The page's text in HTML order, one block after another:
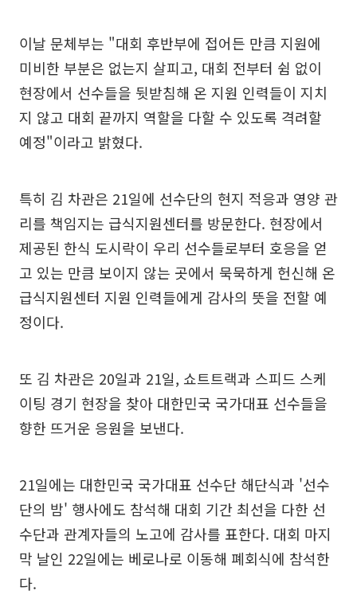
이날 문체부는 "대회 후반부에 접어든 만큼 지원에
미비한 부분은 없는지 살피고, 대회 전부터 쉼 없이
현장에서 선수들을 뒷받침해 온 지원 인력들이 지치
지 않고 대회 끝까지 역할을 다할 수 있도록 격려할
예정"이라고 밝혔다.
특히 김 차관은 21일에 선수단의 현지 적응과 영양 관
리를 책임지는 급식지원센터를 방문한다. 현장에서
제공된 한식 도시락이 우리 선수들로부터 호응을 얻
고 있는 만큼 보이지 않는 곳에서 묵묵하게 헌신해 온
급식지원센터 지원 인력들에게 감사의 뜻을 전할 예
정이다.
또 김 차관은 20일과 21일, 쇼트트랙과 스피드 스케
이팅 경기 현장을 찾아 대한민국 국가대표 선수들을
향한 뜨거운 응원을 보낸다.
21일에는 대한민국 국가대표 선수단 해단식과 '선수
단의 밤' 행사에도 참석해 대회 기간 최선을 다한 선
수단과 관계자들의 노고에 감사를 표한다. 대회 마지
막 날인 22일에는 베로나로 이동해 폐회식에 참석한
다.